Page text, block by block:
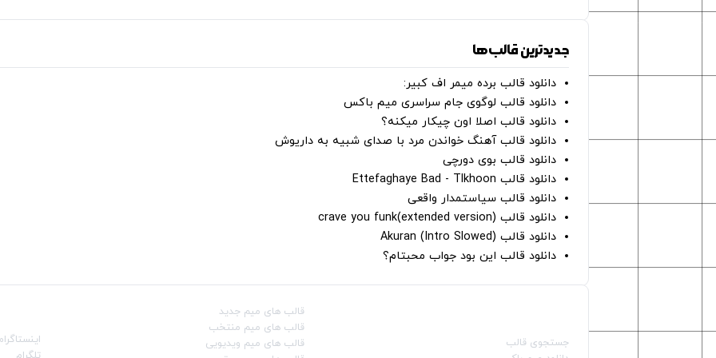
جدیدترین قالب‌ها
دانلود قالب برده میمر اف کبیر:
دانلود قالب لوگوی جام سراسری میم باکس
دانلود قالب اصلا اون چیکار میکنه؟
دانلود قالب آهنگ خواندن مرد با صدای شبیه به داریوش
دانلود قالب بوی دورچی
دانلود قالب Ettefaghaye Bad - Tlkhoon
دانلود قالب سیاستمدار واقعی
دانلود قالب crave you funk(extended version)
دانلود قالب (Intro Slowed) Akuran
دانلود قالب این بود جواب محبتام؟
جستجوی قالب
قالب‌ های میم جدید
قالب‌ های میم منتخب
قالب‌ های میم ویدیویی